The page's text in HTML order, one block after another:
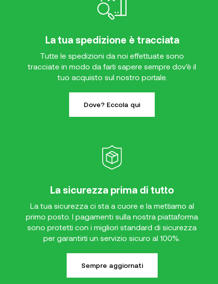
La tua spedizione è tracciata
Tutte le spedizioni da noi effettuate sono
tracciate in modo da farti sapere sempre dov'è il
tuo acquisto sul nostro portale.
Dove? Eccola qui
La sicurezza prima di tutto
La tua sicurezza ci sta a cuore e la mettiamo al
primo posto. I pagamenti sulla nostra piattaforma
sono protetti con i migliori standard di sicurezza
per garantirti un servizio sicuro al 100%.
Sempre aggiornati